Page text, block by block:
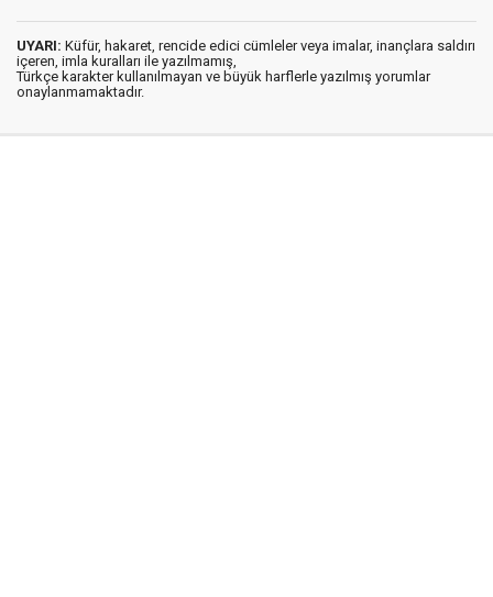
UYARI: Küfür, hakaret, rencide edici cümleler veya imalar, inançlara saldırı
içeren, imla kuralları ile yazılmamış,
Türkçe karakter kullanılmayan ve büyük harflerle yazılmış yorumlar
onaylanmamaktadır.